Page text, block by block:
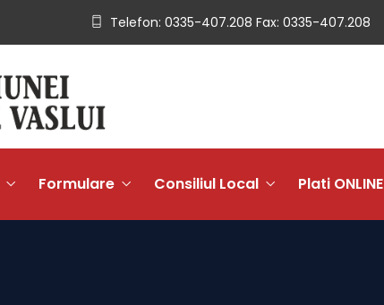
Telefon: 0335-407.208 Fax: 0335-407.208
Formulare Consiliul Local Plati ONLINE